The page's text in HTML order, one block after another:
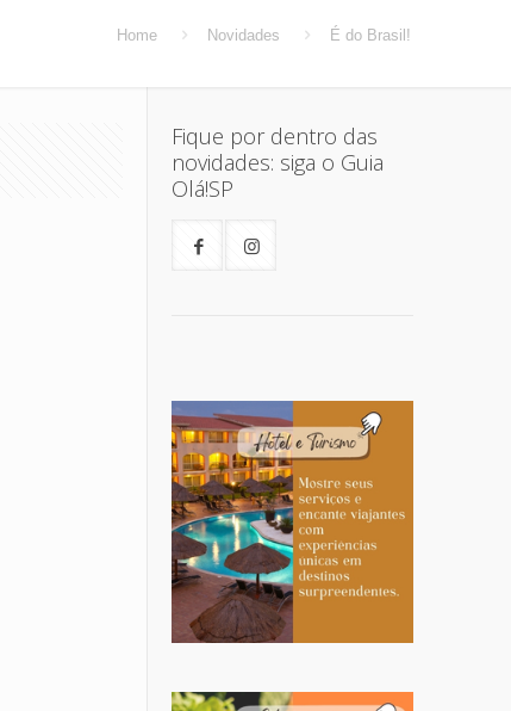
Home Novidades É do Brasil!
Fique por dentro das
novidades: siga o Guia
Olá!SP